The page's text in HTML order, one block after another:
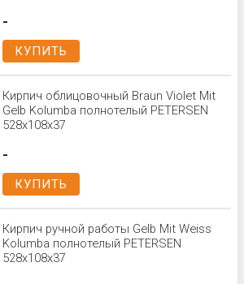
-
КУПИТЬ
Кирпич облицовочный Braun Violet Mit
Gelb Kolumba полнотелый PETERSEN
528x108x37
-
КУПИТЬ
Кирпич ручной работы Gelb Mit Weiss
Kolumba полнотелый PETERSEN
528x108x37